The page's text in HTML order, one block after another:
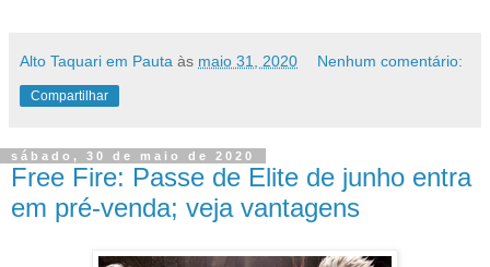
Alto Taquari em Pauta às maio 31, 2020 Nenhum comentário:
Compartilhar
sábado, 30 de maio de 2020
Free Fire: Passe de Elite de junho entra
em pré-venda; veja vantagens